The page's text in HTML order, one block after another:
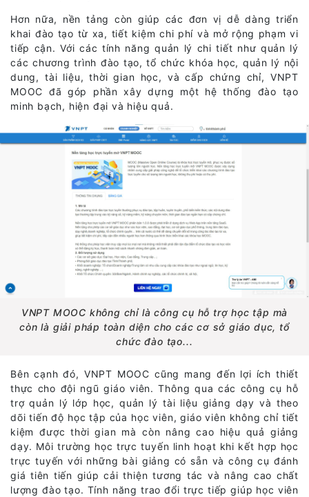
Hơn nữa, nền tảng còn giúp các đơn vị dễ dàng triển
khai đào tạo từ xa, tiết kiệm chi phí và mở rộng phạm vi
tiếp cận. Với các tính năng quản lý chi tiết như quản lý
các chương trình đào tạo, tổ chức khóa học, quản lý nội
dung, tài liệu, thời gian học, và cấp chứng chỉ, VNPT
MOOC đã góp phần xây dựng một hệ thống đào tạo
minh bạch, hiện đại và hiệu quả.
VNPT MOOC không chỉ là công cụ hỗ trợ học tập mà
còn là giải pháp toàn diện cho các cơ sở giáo dục, tổ
chức đào tạo...
Bên cạnh đó, VNPT MOOC cũng mang đến lợi ích thiết
thực cho đội ngũ giáo viên. Thông qua các công cụ hỗ
trợ quản lý lớp học, quản lý tài liệu giảng dạy và theo
dõi tiến độ học tập của học viên, giáo viên không chỉ tiết
kiệm được thời gian mà còn nâng cao hiệu quả giảng
dạy. Môi trường học trực tuyến linh hoạt khi kết hợp học
trực tuyến với những bài giảng có sẵn và công cụ đánh
giá tiên tiến giúp cải thiện tương tác và nâng cao chất
lượng đào tạo. Tính năng trao đổi trực tiếp giúp học viên